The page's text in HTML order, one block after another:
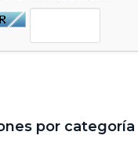
por categoría